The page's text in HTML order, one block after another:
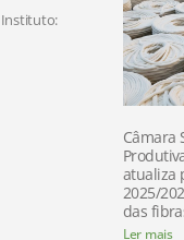
Câmara
atualiza
2025/
das
Ler mais